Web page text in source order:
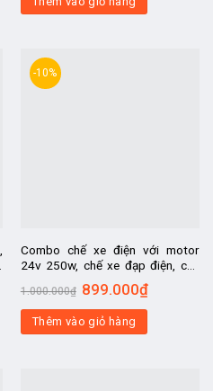
-10%
Combo chế xe điện với motor
24v 250w, chế xe đạp điện, chế
máy quay vịt, máy nướng thịt, máy
bơm nước, thuyền điện
1.000.000₫ 899.000₫
Thêm vào giỏ hàng